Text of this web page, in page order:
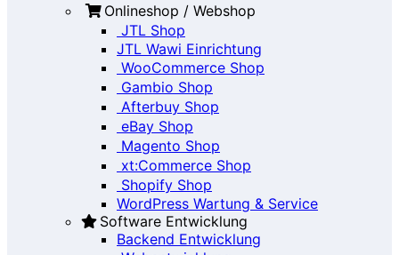
Onlineshop / Webshop
JTL Shop
JTL Wawi Einrichtung
WooCommerce Shop
Gambio Shop
Afterbuy Shop
eBay Shop
Magento Shop
xt:Commerce Shop
Shopify Shop
WordPress Wartung & Service
Software Entwicklung
Backend Entwicklung